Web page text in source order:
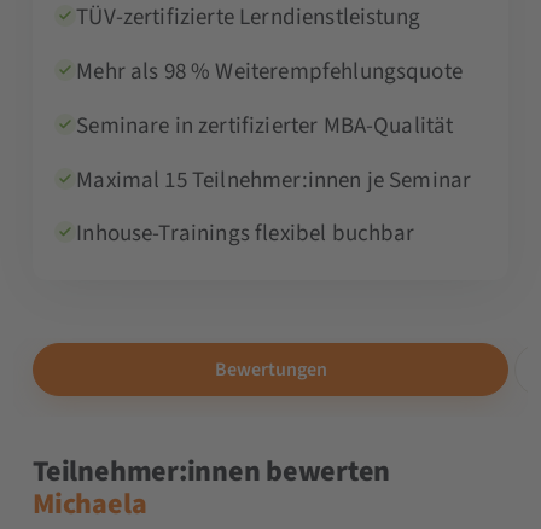
TÜV-zertifizierte Lerndienstleistung
Mehr als 98 % Weiterempfehlungsquote
Seminare in zertifizierter MBA-Qualität
Maximal 15 Teilnehmer:innen je Seminar
Inhouse-Trainings flexibel buchbar
Bewertungen
Teilnehmer:innen bewerten
Michaela